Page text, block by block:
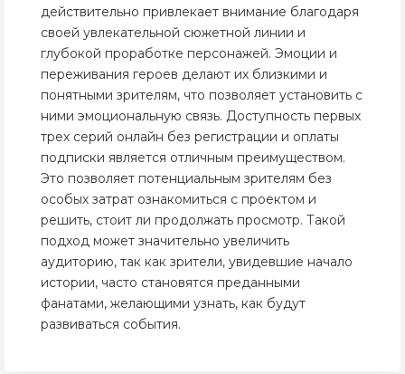
действительно привлекает внимание благодаря
своей увлекательной сюжетной линии и
глубокой проработке персонажей. Эмоции и
переживания героев делают их близкими и
понятными зрителям, что позволяет установить с
ними эмоциональную связь. Доступность первых
трех серий онлайн без регистрации и оплаты
подписки является отличным преимуществом.
Это позволяет потенциальным зрителям без
особых затрат ознакомиться с проектом и
решить, стоит ли продолжать просмотр. Такой
подход может значительно увеличить
аудиторию, так как зрители, увидевшие начало
истории, часто становятся преданными
фанатами, желающими узнать, как будут
развиваться события.